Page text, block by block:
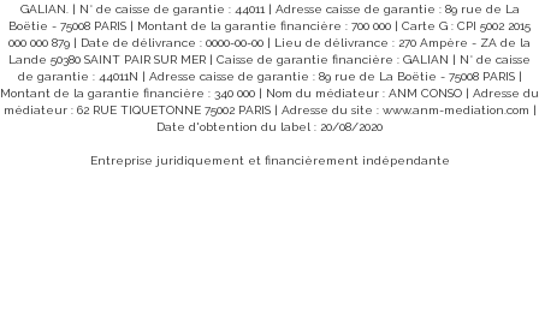
Maison Orval Sur Sienne 5 pièce(s) 172.30 m2
Loyer 805 €/mois
ORVAL SUR SIENNE 50660
GALIAN. | N° de caisse de garantie : 44011 | Adresse caisse de garantie : 89 rue de La
Boëtie - 75008 PARIS | Montant de la garantie financière : 700 000 | Carte G : CPI 5002 2015
000 000 879 | Date de délivrance : 0000-00-00 | Lieu de délivrance : 270 Ampère - ZA de la
Lande 50380 SAINT PAIR SUR MER | Caisse de garantie financière : GALIAN | N° de caisse
de garantie : 44011N | Adresse caisse de garantie : 89 rue de La Boëtie - 75008 PARIS |
Montant de la garantie financière : 340 000 | Nom du médiateur : ANM CONSO | Adresse du
médiateur : 62 RUE TIQUETONNE 75002 PARIS | Adresse du site : www.anm-mediation.com |
Date d'obtention du label : 20/08/2020
Entreprise juridiquement et financièrement indépendante